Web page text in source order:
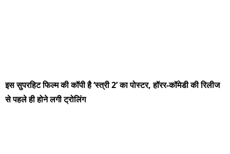
इस सुपरहिट फिल्म की कॉपी है ‘स्त्री 2’ का पोस्टर, हॉरर-कॉमेडी की रिलीज
से पहले ही होने लगी ट्रोलिंग